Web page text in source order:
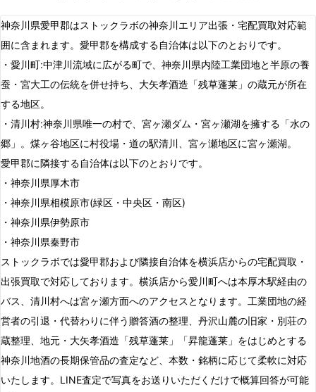
神奈川県愛甲郡はストックラボの神奈川エリア出張・宅配買取対応範
囲に含まれます。愛甲郡を構成する自治体は以下のとおりです。
・愛川町:中津川流域に広がる町で、神奈川県内陸工業団地と半原の養
蚕・宮大工の伝統を併せ持ち、大矢孝酒造「残草蓬莱」の蔵元が所在
する地区。
・清川村:神奈川県唯一の村で、宮ヶ瀬ダム・宮ヶ瀬湖を擁する「水の
郷」。煤ヶ谷地区に村役場・道の駅清川、宮ヶ瀬地区に宮ヶ瀬湖。
愛甲郡に隣接する自治体は以下のとおりです。
・神奈川県厚木市
・神奈川県相模原市(緑区・中央区・南区)
・神奈川県伊勢原市
・神奈川県秦野市
ストックラボでは愛甲郡および隣接自治体を横浜店からの宅配買取・
出張買取で対応しております。横浜店から愛川町へは本厚木駅経由の
バス、清川村へは宮ヶ瀬方面へのアクセスとなります。工業団地の経
営者の引退・代替わりに伴う贈答酒の整理、丹沢山麓の旧家・別荘の
蔵整理、地元・大矢孝酒造「残草蓬莱」「昇龍蓬莱」をはじめとする
神奈川地酒の長期保管品の査定など、本数・銘柄に応じて柔軟に対応
いたします。LINE査定で写真をお送りいただくだけで概算回答が可能